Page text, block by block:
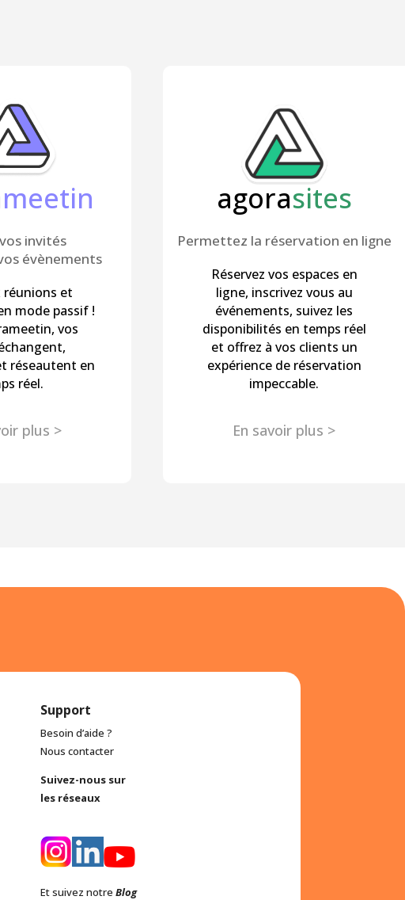
meetin
invités
évènements
réunions et
mode passif !
vos
réseautent en
réel.
plus >
agorasites
Permettez la réservation en ligne
Réservez vos espaces en
ligne, inscrivez vous au
événements, suivez les
disponibilités en temps réel
et offrez à vos clients un
expérience de réservation
impeccable.
En savoir plus >
Support
Besoin d’aide ?
Nous contacter
Suivez-nous sur
les réseaux
Et suivez notreBlog